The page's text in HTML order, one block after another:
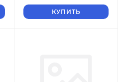
КУПИТЬ